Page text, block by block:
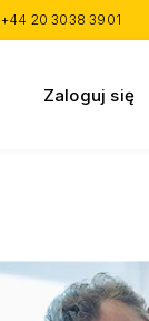
+44 20 3038 3901
Zaloguj się